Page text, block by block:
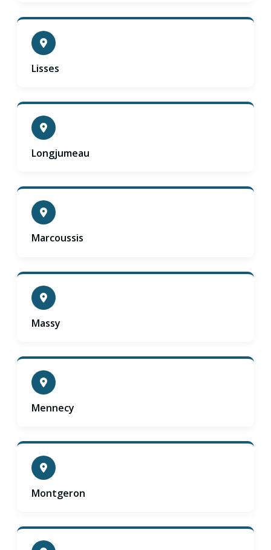
Lisses
Longjumeau
Marcoussis
Massy
Mennecy
Montgeron